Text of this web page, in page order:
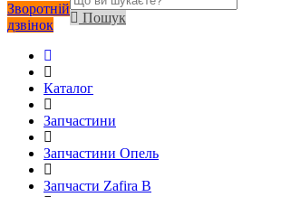
Зворотній
дзвінок
Пошук
Каталог
Запчастини
Запчастини Опель
Запчасти Zafira B